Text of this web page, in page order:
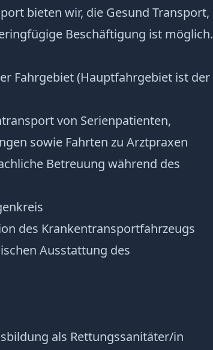
bieten wir, die Gesund Transport,
Beschäftigung ist möglich.
Fahrgebiet (Hauptfahrgebiet ist der
von Serienpatienten,
sowie Fahrten zu Arztpraxen
Betreuung während des
des Krankentransportfahrzeugs
Ausstattung des
als Rettungssanitäter/in